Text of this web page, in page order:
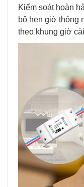
Kiểm soát hoàn
bộ hẹn giờ thông
theo khung giờ